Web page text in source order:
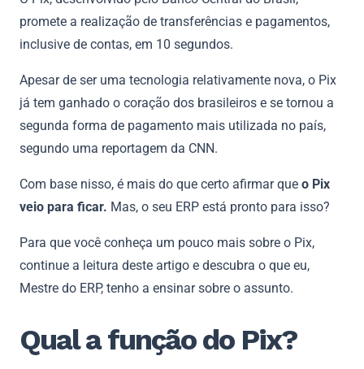
promete a realização de transferências e pagamentos,
inclusive de contas, em 10 segundos.
Apesar de ser uma tecnologia relativamente nova, o Pix
já tem ganhado o coração dos brasileiros e se tornou a
segunda forma de pagamento mais utilizada no país,
segundo uma reportagem da CNN.
Com base nisso, é mais do que certo afirmar que o Pix
veio para ficar. Mas, o seu ERP está pronto para isso?
Para que você conheça um pouco mais sobre o Pix,
continue a leitura deste artigo e descubra o que eu,
Mestre do ERP, tenho a ensinar sobre o assunto.
Qual a função do Pix?